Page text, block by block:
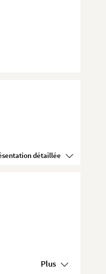
Voir la présentation détaillée
Plus